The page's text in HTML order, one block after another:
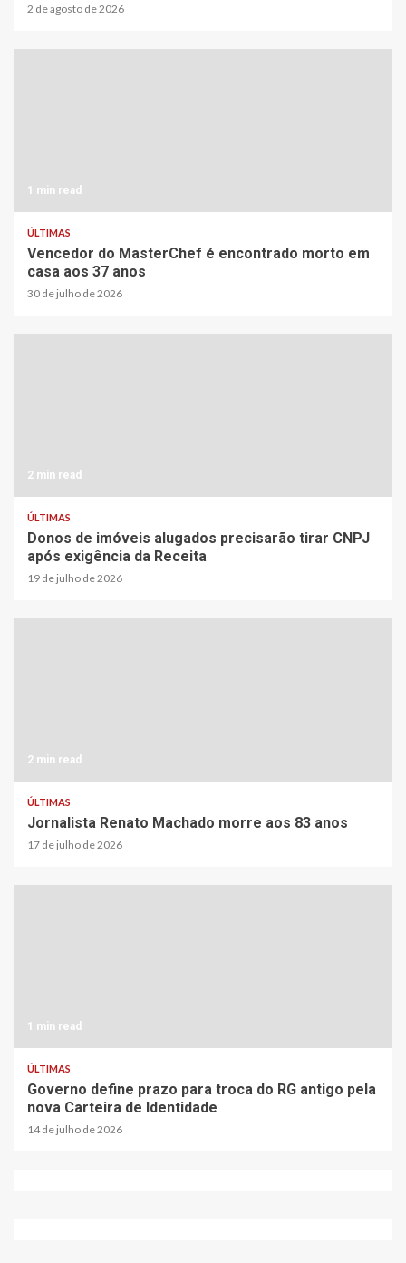
2 de agosto de 2026
1 min read
ÚLTIMAS
Vencedor do MasterChef é encontrado morto em
casa aos 37 anos
30 de julho de 2026
2 min read
ÚLTIMAS
Donos de imóveis alugados precisarão tirar CNPJ
após exigência da Receita
19 de julho de 2026
2 min read
ÚLTIMAS
Jornalista Renato Machado morre aos 83 anos
17 de julho de 2026
1 min read
ÚLTIMAS
Governo define prazo para troca do RG antigo pela
nova Carteira de Identidade
14 de julho de 2026